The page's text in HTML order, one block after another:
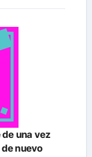
una vez
nuevo